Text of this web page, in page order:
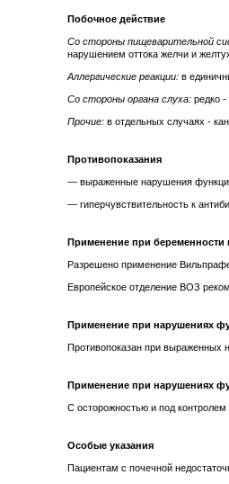
Побочное действие
Со стороны пищеварительной
нарушением оттока желчи и
Аллергические реакции: в
Со стороны органа слуха: редко
Прочие: в отдельных случаях -
Противопоказания
— выраженные нарушения
— гиперчувствительность к
Применение при
Разрешено применение
Европейское отделение ВОЗ
Применение при нарушениях
Противопоказан при выраженных
Применение при нарушениях
С осторожностью и под контролем
Особые указания
Пациентам с почечной